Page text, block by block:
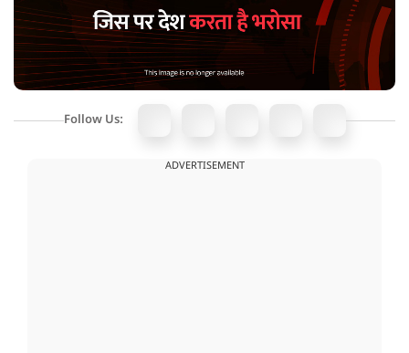
Follow Us:
ADVERTISEMENT